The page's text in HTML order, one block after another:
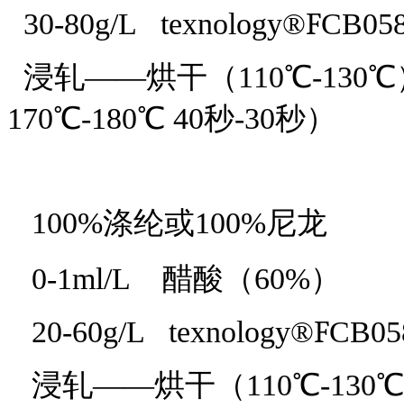
30-80g/L texnology®F
浸轧——烘干（110℃-130℃
170℃-180℃ 40秒-30秒）
100%涤纶或100%尼龙
0-1ml/L 醋酸（60%）
20-60g/L
texnology®F
浸轧——烘干（110℃-